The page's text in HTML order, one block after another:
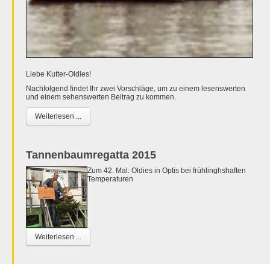
Liebe Kutter-Oldies!
Nachfolgend findet Ihr zwei Vorschläge, um zu einem lesenswerten
und einem sehenswerten Beitrag zu kommen.
Weiterlesen ...
Tannenbaumregatta 2015
Zum 42. Mal: Oldies in Optis bei frühlinghshaften
Temperaturen
Weiterlesen ...